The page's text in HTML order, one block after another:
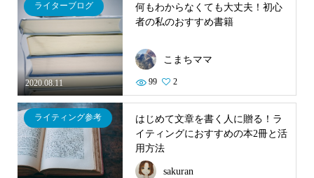
2020.08.11
ライターブログ
何もわからなくても大丈夫！初心
者の私のおすすめ書籍
こまちママ
99 2
ライティング参考
はじめて文章を書く人に贈る！ラ
イティングにおすすめの本2冊と活
用方法
sakuran